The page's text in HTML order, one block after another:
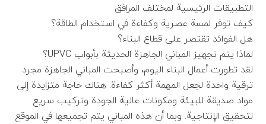
التطبيقات الرئيسية لمختلف المرافق
كيف توفر لمسة عصرية وكفاءة في استخدام الطاقة؟
هل الفوائد تقتصر على قطاع البناء؟
لماذا يتم تجهيز المباني الجاهزة الحديثة بأبواب UPVC؟
لقد تطورت أعمال البناء اليوم، وأصبحت المباني الجاهزة مجرد
ترقية واحدة لجعل المهمة أكثر كفاءة. هناك حاجة متزايدة إلى
مواد صديقة للبيئة ومكونات عالية الجودة وتركيب سريع
لتحقيق الإنتاجية. وبما أن هذه المباني يتم تجميعها في الموقع